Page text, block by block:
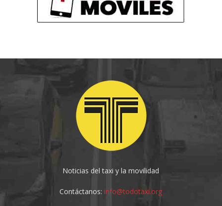
Noticias del taxi y la movilidad
Contáctanos:info@todotaxi.org